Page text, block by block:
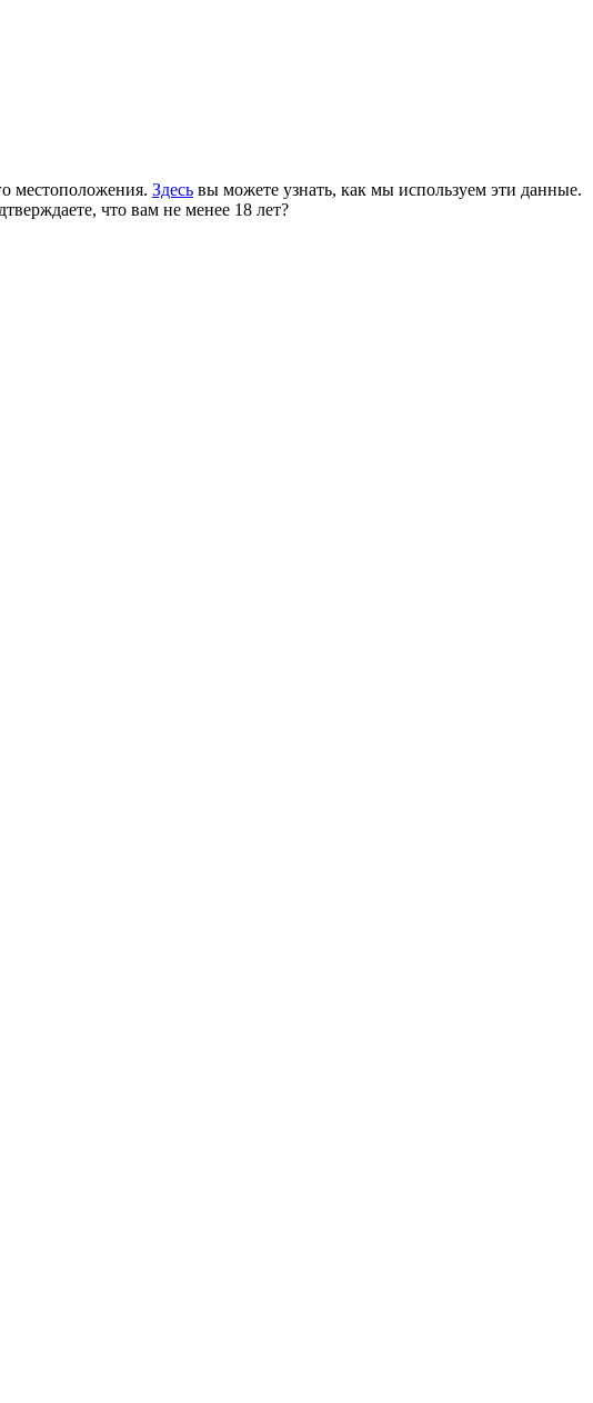
местоположения. Здесь вы можете узнать, как мы используем эти данные.
что вам не менее 18 лет?